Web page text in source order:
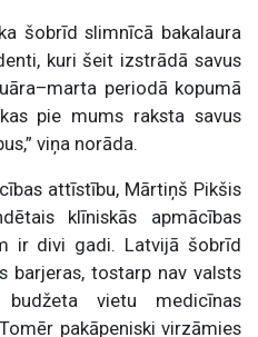
šobrīd slimnīcā bakalaura
kuri šeit izstrādā savus
periodā kopumā
pie mums raksta savus
viņa norāda.
attīstību, Mārtiņš Pikšis
klīniskās apmācības
ir divi gadi. Latvijā šobrīd
barjeras, tostarp nav valsts
budžeta vietu medicīnas
pakāpeniski virzāmies